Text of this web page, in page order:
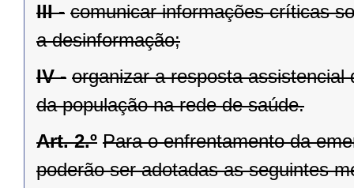
III - comunicar informações críticas
a desinformação;
IV - organizar a resposta
da população na rede de saúde.
Art. 2.º Para o enfrentamento da
poderão ser adotadas as seguintes